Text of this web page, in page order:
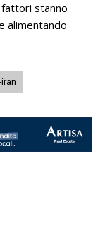
stanno
alimentando